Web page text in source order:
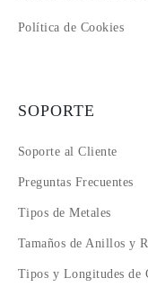
Política de Cookies
SOPORTE
Soporte al Cliente
Preguntas Frecuentes
Tipos de Metales
Tamaños de Anillos y
Tipos y Longitudes de